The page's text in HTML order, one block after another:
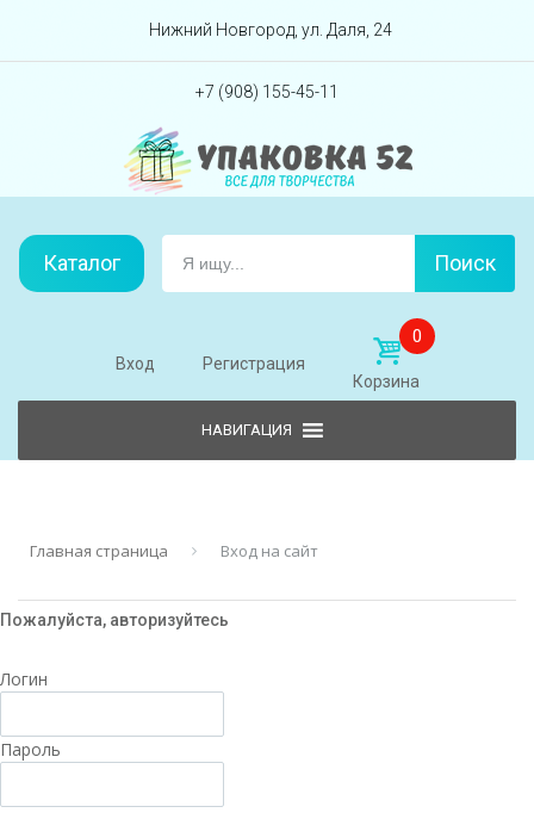
Перейти вниз
Нижний Новгород, ул. Даля, 24
+7 (908) 155-45-11
Каталог Поиск
Вход Регистрация
0
Корзина
Главная страница Вход на сайт
Пожалуйста, авторизуйтесь
Логин
Пароль